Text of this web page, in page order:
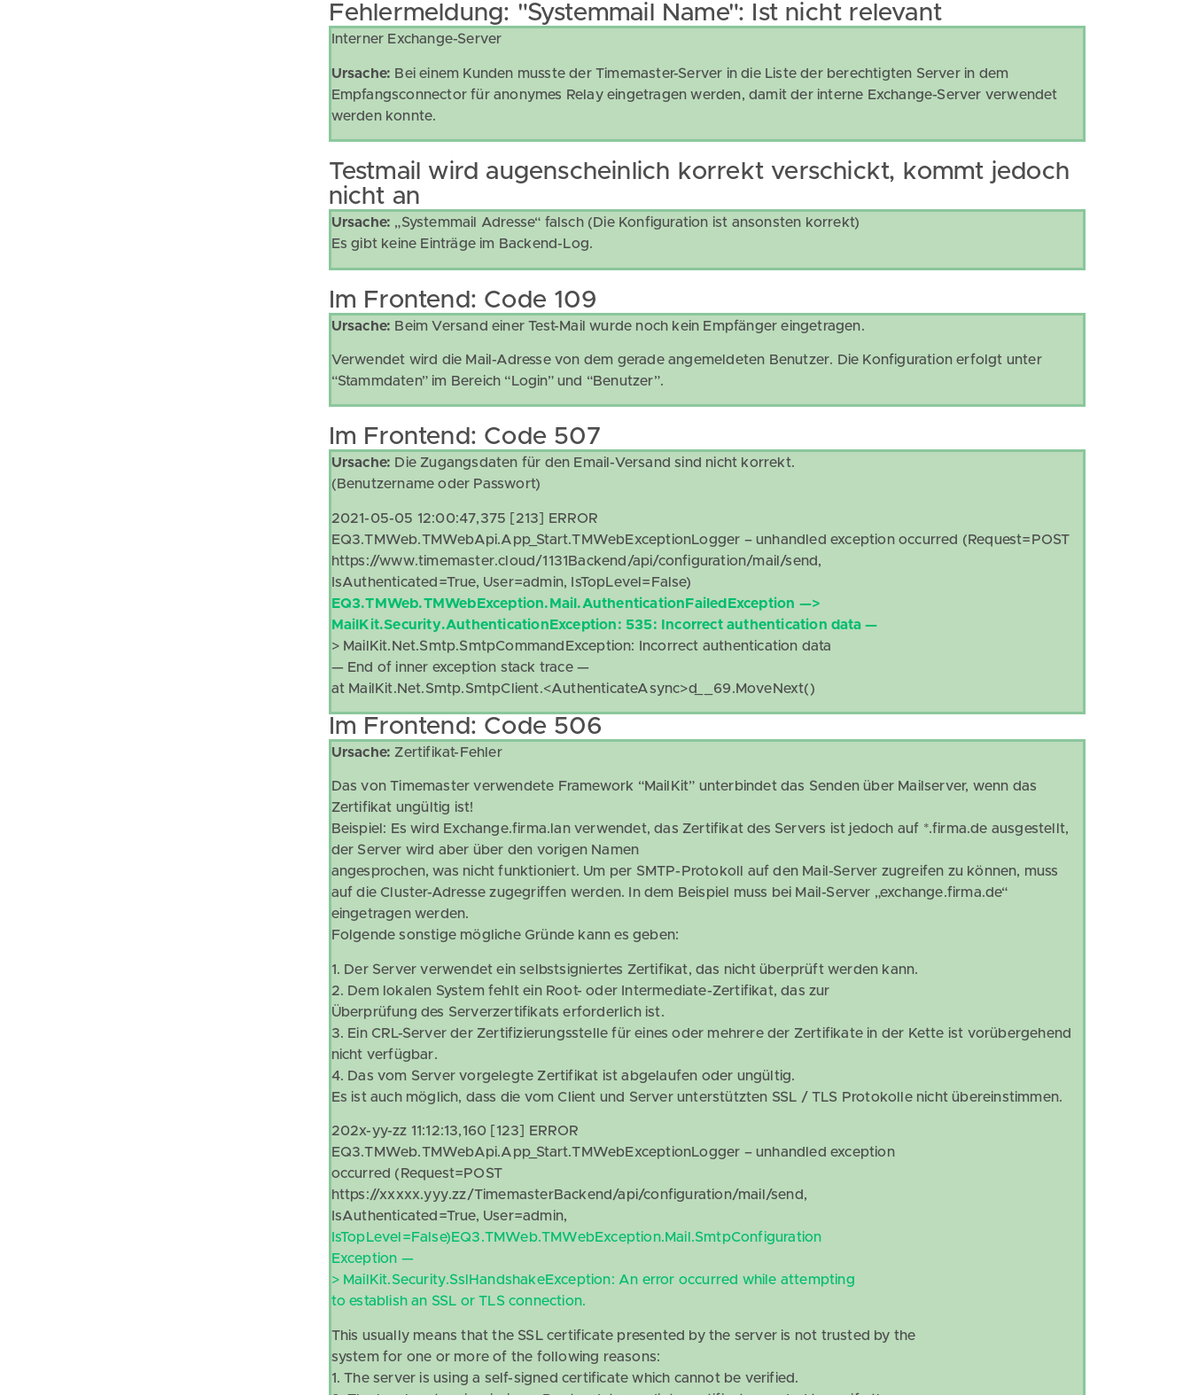
Fehlermeldung: "Systemmail Name": Ist nicht relevant
Interner Exchange-Server
Ursache: Bei einem Kunden musste der Timemaster-Server in die Liste der berechtigten Server in dem
Empfangsconnector für anonymes Relay eingetragen werden, damit der interne Exchange-Server verwendet
werden konnte.
Testmail wird augenscheinlich korrekt verschickt, kommt jedoch
nicht an
Ursache: „Systemmail Adresse“ falsch (Die Konfiguration ist ansonsten korrekt)
Es gibt keine Einträge im Backend-Log.
Im Frontend: Code 109
Ursache: Beim Versand einer Test-Mail wurde noch kein Empfänger eingetragen.
Verwendet wird die Mail-Adresse von dem gerade angemeldeten Benutzer. Die Konfiguration erfolgt unter
“Stammdaten” im Bereich “Login” und “Benutzer”.
Im Frontend: Code 507
Ursache: Die Zugangsdaten für den Email-Versand sind nicht korrekt.
(Benutzername oder Passwort)
2021-05-05 12:00:47,375 [213] ERROR
EQ3.TMWeb.TMWebApi.App_Start.TMWebExceptionLogger – unhandled exception occurred (Request=POST
https://www.timemaster.cloud/1131Backend/api/configuration/mail/send,
IsAuthenticated=True, User=admin, IsTopLevel=False)
EQ3.TMWeb.TMWebException.Mail.AuthenticationFailedException —>
MailKit.Security.AuthenticationException: 535: Incorrect authentication data —
> MailKit.Net.Smtp.SmtpCommandException: Incorrect authentication data
— End of inner exception stack trace —
at MailKit.Net.Smtp.SmtpClient.<AuthenticateAsync>d__69.MoveNext()
Im Frontend: Code 506
Ursache: Zertifikat-Fehler
Das von Timemaster verwendete Framework “MailKit” unterbindet das Senden über Mailserver, wenn das
Zertifikat ungültig ist!
Beispiel: Es wird Exchange.firma.lan verwendet, das Zertifikat des Servers ist jedoch auf *.firma.de ausgestellt,
der Server wird aber über den vorigen Namen
angesprochen, was nicht funktioniert. Um per SMTP-Protokoll auf den Mail-Server zugreifen zu können, muss
auf die Cluster-Adresse zugegriffen werden. In dem Beispiel muss bei Mail-Server „exchange.firma.de“
eingetragen werden.
Folgende sonstige mögliche Gründe kann es geben:
1. Der Server verwendet ein selbstsigniertes Zertifikat, das nicht überprüft werden kann.
2. Dem lokalen System fehlt ein Root- oder Intermediate-Zertifikat, das zur
Überprüfung des Serverzertifikats erforderlich ist.
3. Ein CRL-Server der Zertifizierungsstelle für eines oder mehrere der Zertifikate in der Kette ist vorübergehend
nicht verfügbar.
4. Das vom Server vorgelegte Zertifikat ist abgelaufen oder ungültig.
Es ist auch möglich, dass die vom Client und Server unterstützten SSL / TLS Protokolle nicht übereinstimmen.
202x-yy-zz 11:12:13,160 [123] ERROR
EQ3.TMWeb.TMWebApi.App_Start.TMWebExceptionLogger – unhandled exception
occurred (Request=POST
https://xxxxx.yyy.zz/TimemasterBackend/api/configuration/mail/send,
IsAuthenticated=True, User=admin,
IsTopLevel=False)EQ3.TMWeb.TMWebException.Mail.SmtpConfiguration
Exception —
> MailKit.Security.SslHandshakeException: An error occurred while attempting
to establish an SSL or TLS connection.
This usually means that the SSL certificate presented by the server is not trusted by the
system for one or more of the following reasons:
1. The server is using a self-signed certificate which cannot be verified.